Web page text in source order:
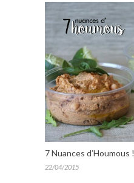
7 Nuances d’Houmous !
22/04/2015